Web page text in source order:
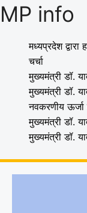
MP info
मध्यप्रदेश
चर्चा
मुख्यमंत्री डॉ.
मुख्यमंत्री डॉ.
नवकरणीय
मुख्यमंत्री डॉ.
मुख्यमंत्री डॉ.